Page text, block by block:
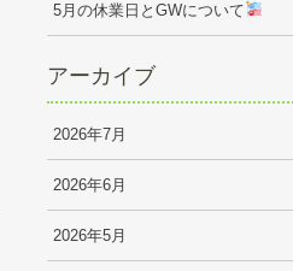
5月の休業日とGWについて
アーカイブ
2026年7月
2026年6月
2026年5月